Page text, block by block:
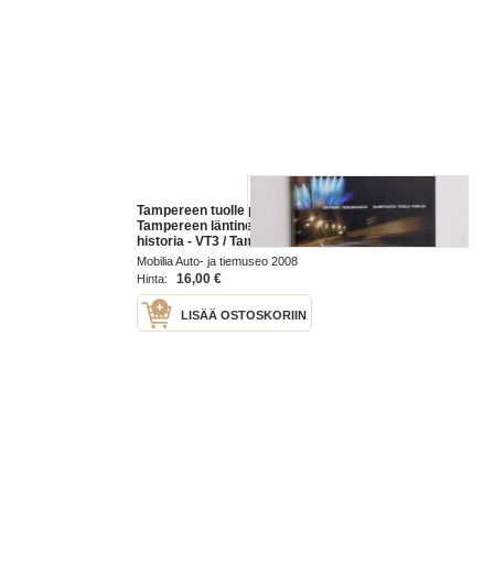
Tampereen tuolle puolen : VT3 /
Tampereen läntinen kehätie :
historia - VT3 / Tampereen läntinen
kehätie : (tekijän omiste,
signeerattu)
Mobilia Auto- ja tiemuseo 2008
Hinta:
16,00 €
LISÄÄ OSTOSKORIIN